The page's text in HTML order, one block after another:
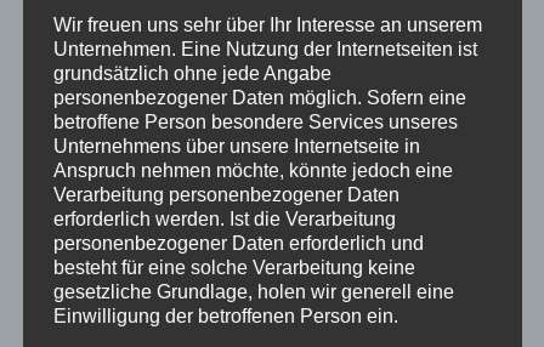
Strong® NATION STRONG® NATION stellt allein
mit deinem Körpergewicht, deine Stärke und
Ausdauer auf die Probe. STRONG® NATION
Monatsbeitrag €35/Person Vertrag: Monatlich
Anmeldung STRONG® NATION 5 er Karte €
75/Person Gültigkeit: 5 Wochen ...
Wir freuen uns sehr über Ihr Interesse an unserem
Unternehmen. Eine Nutzung der Internetseiten ist
grundsätzlich ohne jede Angabe
personenbezogener Daten möglich. Sofern eine
betroffene Person besondere Services unseres
Unternehmens über unsere Internetseite in
Anspruch nehmen möchte, könnte jedoch eine
Verarbeitung personenbezogener Daten
erforderlich werden. Ist die Verarbeitung
personenbezogener Daten erforderlich und
besteht für eine solche Verarbeitung keine
gesetzliche Grundlage, holen wir generell eine
Einwilligung der betroffenen Person ein.